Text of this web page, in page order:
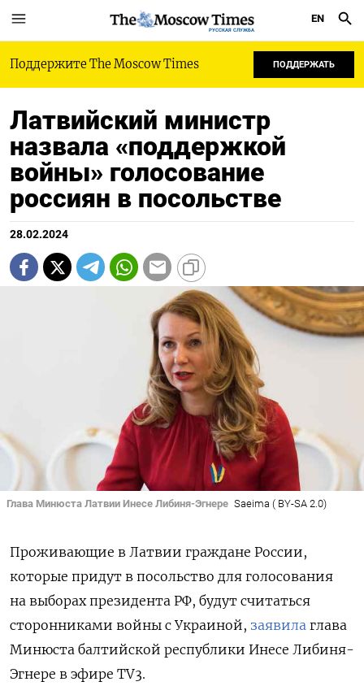
РУССКАЯ СЛУЖБА
EN
Поддержите The Moscow Times ПОДДЕРЖАТЬ
Латвийский министр
назвала «поддержкой
войны» голосование
россиян в посольстве
28.02.2024
Глава Минюста Латвии Инесе Либиня-Эгнере Saeima ( BY-SA 2.0)
Проживающие в Латвии граждане России,
которые придут в посольство для голосования
на выборах президента РФ, будут считаться
сторонниками войны с Украиной, заявила глава
Минюста балтийской республики Инесе Либиня-
Эгнере в эфире TV3.